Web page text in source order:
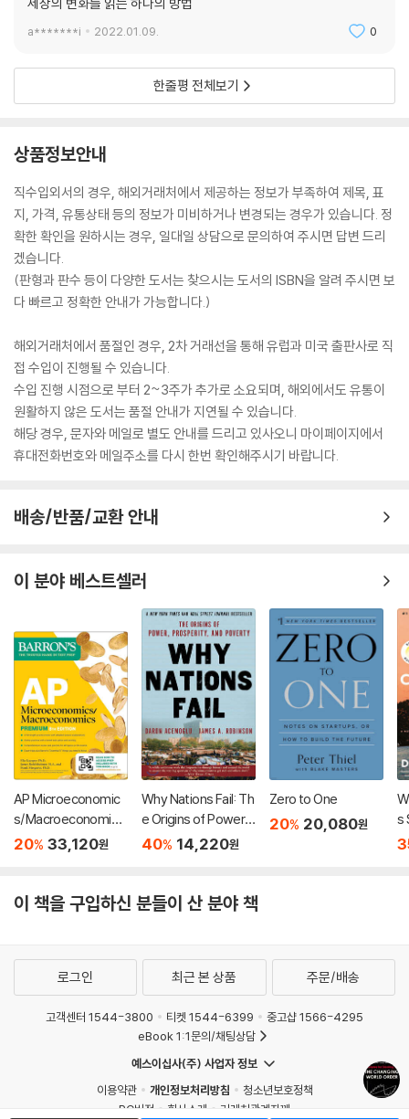
a*******i 2022.01.09. 0
한줄평 전체보기
상품정보안내
직수입외서의 경우, 해외거래처에서 제공하는 정보가 부족하여 제목, 표
지, 가격, 유통상태 등의 정보가 미비하거나 변경되는 경우가 있습니다. 정
확한 확인을 원하시는 경우, 일대일 상담으로 문의하여 주시면 답변 드리
겠습니다.
(판형과 판수 등이 다양한 도서는 찾으시는 도서의 ISBN을 알려 주시면 보
다 빠르고 정확한 안내가 가능합니다.)
해외거래처에서 품절인 경우, 2차 거래선을 통해 유럽과 미국 출판사로 직
접 수입이 진행될 수 있습니다.
수입 진행 시점으로 부터 2~3주가 추가로 소요되며, 해외에서도 유통이
원활하지 않은 도서는 품절 안내가 지연될 수 있습니다.
해당 경우, 문자와 메일로 별도 안내를 드리고 있사오니 마이페이지에서
휴대전화번호와 메일주소를 다시 한번 확인해주시기 바랍니다.
배송/반품/교환 안내
이 분야 베스트셀러
AP Microeconomic
s/Macroeconomics
Premium, Eighth Edi
Comprehensive Re
20% 33,120원
Why Nations Fail: Th
e Origins of Power,
Prosperity, and Pov
40% 14,220원
Zero to One
20% 20,080원
s
이 책을 구입하신 분들이 산 분야 책
로그인 최근 본 상품 주문/배송
고객센터 1544-3800 티켓 1544-6399
중고샵 1566-4295
eBook 1:1문의/채팅상담
예스이십사(주) 사업자 정보
이용약관
개인정보처리방침
청소년보호정책
PC버전
회사소개 거래처관계자께